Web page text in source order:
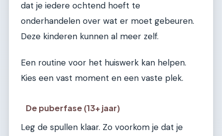
dat je iedere ochtend hoeft te
onderhandelen over wat er moet gebeuren.
Deze kinderen kunnen al meer zelf.
Een routine voor het huiswerk kan helpen.
Kies een vast moment en een vaste plek.
De puberfase (13+ jaar)
Leg de spullen klaar. Zo voorkom je dat je